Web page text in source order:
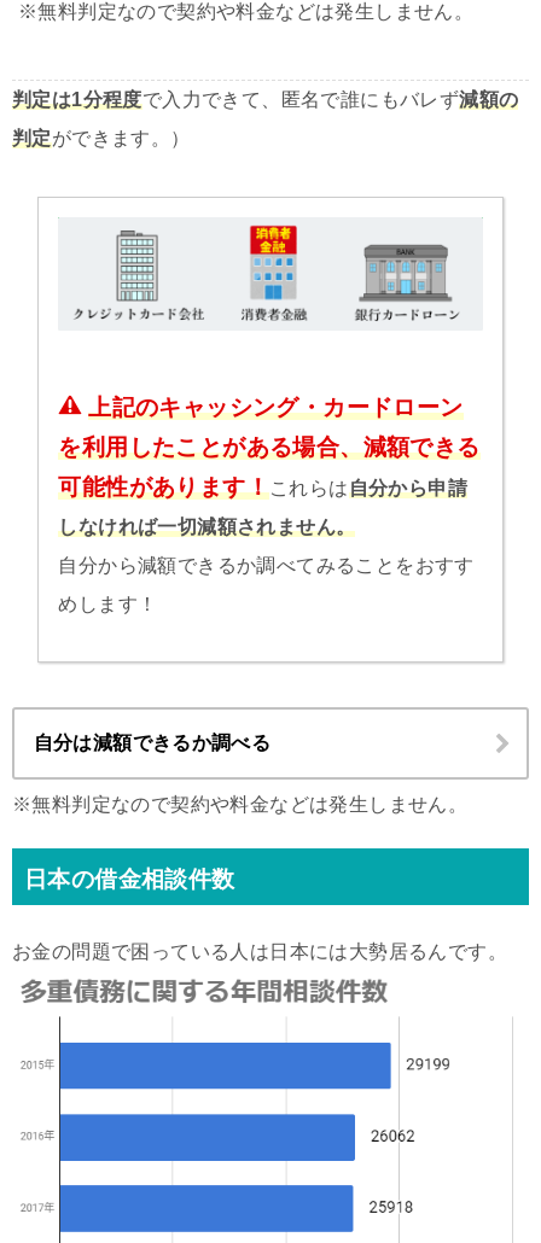
※無料判定なので契約や料金などは発生しません。
判定は1分程度で入力できて、匿名で誰にもバレず減額の
判定ができます。）
上記のキャッシング・カードローン
を利用したことがある場合、減額できる
可能性があります！これらは自分から申請
しなければ一切減額されません。
自分から減額できるか調べてみることをおすす
めします！
自分は減額できるか調べる
※無料判定なので契約や料金などは発生しません。
日本の借金相談件数
お金の問題で困っている人は日本には大勢居るんです。